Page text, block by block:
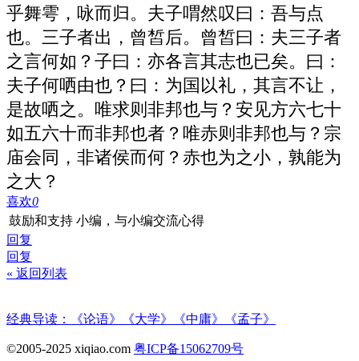
乎舞雩，咏而归。夫子喟然叹曰：吾与点
也。三子者出，曾皙后。曾皙曰：夫三子者
之言何如？子曰：亦各言其志也已矣。曰：
夫子何哂由也？曰：为国以礼，其言不让，
是故哂之。唯求则非邦也与？安见方六七十
如五六十而非邦也者？唯赤则非邦也与？宗
庙会同，非诸侯而何？赤也为之小，孰能为
之大？
喜欢0
鼓励和支持 小编，与小编交流心得
回复
回复
« 返回列表
经典导读：《论语》《大学》《中庸》《孟子》
©2005-2025 xiqiao.com 粤ICP备15062709号